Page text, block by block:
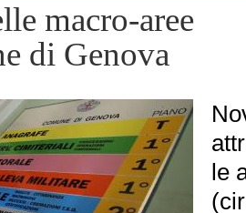
macro-aree
di Genova
le